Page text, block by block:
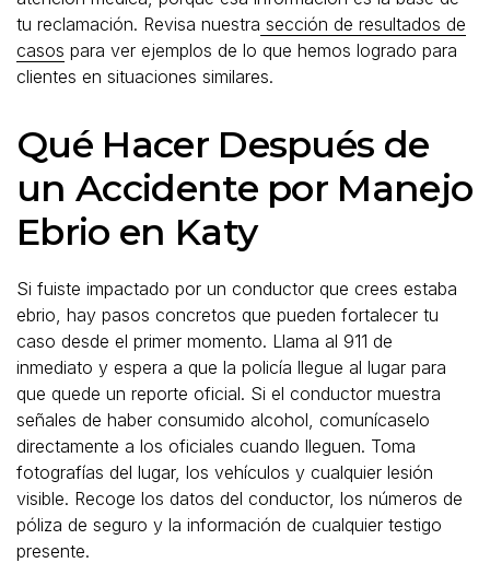
tu reclamación. Revisa nuestra sección de resultados de
casos para ver ejemplos de lo que hemos logrado para
clientes en situaciones similares.
Qué Hacer Después de
un Accidente por Manejo
Ebrio en Katy
Si fuiste impactado por un conductor que crees estaba
ebrio, hay pasos concretos que pueden fortalecer tu
caso desde el primer momento. Llama al 911 de
inmediato y espera a que la policía llegue al lugar para
que quede un reporte oficial. Si el conductor muestra
señales de haber consumido alcohol, comunícaselo
directamente a los oficiales cuando lleguen. Toma
fotografías del lugar, los vehículos y cualquier lesión
visible. Recoge los datos del conductor, los números de
póliza de seguro y la información de cualquier testigo
presente.